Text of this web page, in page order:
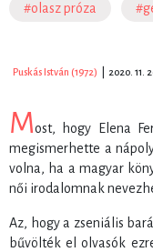
#olasz próza
Puskás István (1972) 2020. 11.
Most, hogy Elena
megismerhette a
volna, ha a magyar
női irodalomnak
Az, hogy a zseniális
bűvölték el olvasók